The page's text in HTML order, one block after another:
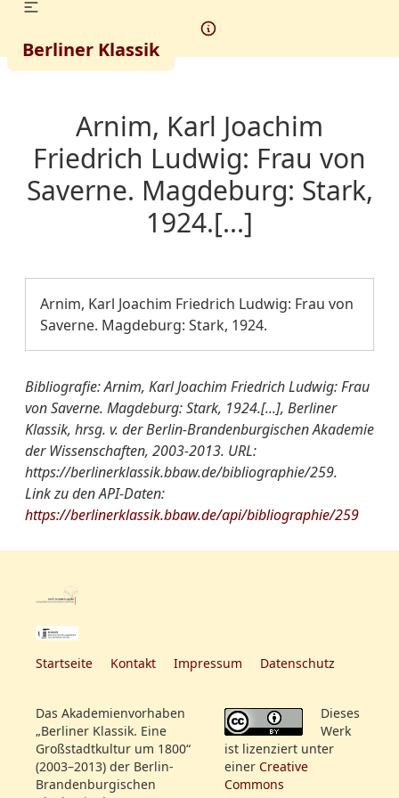
Berliner Klassik
Arnim, Karl Joachim
Friedrich Ludwig: Frau von
Saverne. Magdeburg: Stark,
1924.[...]
Arnim, Karl Joachim Friedrich Ludwig: Frau von
Saverne. Magdeburg: Stark, 1924.
Bibliografie: Arnim, Karl Joachim Friedrich Ludwig: Frau
von Saverne. Magdeburg: Stark, 1924.[...], Berliner
Klassik, hrsg. v. der Berlin-Brandenburgischen Akademie
der Wissenschaften, 2003-2013. URL:
https://berlinerklassik.bbaw.de/bibliographie/259.
Link zu den API-Daten:
https://berlinerklassik.bbaw.de/api/bibliographie/259
Startseite Kontakt Impressum Datenschutz
Das Akademienvorhaben
„Berliner Klassik. Eine
Großstadtkultur um 1800“
(2003–2013) der Berlin-
Brandenburgischen
Dieses
Werk
ist lizenziert unter
einer Creative
Commons